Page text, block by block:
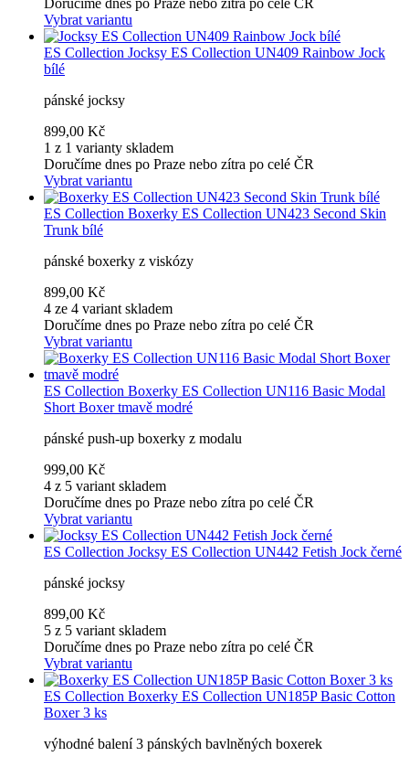
Vybrat variantu
ES Collection Jocksy ES Collection UN409 Rainbow Jock
bílé
pánské jocksy
899,00 Kč
1 z 1 varianty skladem
Doručíme dnes po Praze nebo zítra po celé ČR
Vybrat variantu
ES Collection Boxerky ES Collection UN423 Second Skin
Trunk bílé
pánské boxerky z viskózy
899,00 Kč
4 ze 4 variant skladem
Doručíme dnes po Praze nebo zítra po celé ČR
Vybrat variantu
ES Collection Boxerky ES Collection UN116 Basic Modal
Short Boxer tmavě modré
pánské push-up boxerky z modalu
999,00 Kč
4 z 5 variant skladem
Doručíme dnes po Praze nebo zítra po celé ČR
Vybrat variantu
ES Collection Jocksy ES Collection UN442 Fetish Jock černé
pánské jocksy
899,00 Kč
5 z 5 variant skladem
Doručíme dnes po Praze nebo zítra po celé ČR
Vybrat variantu
ES Collection Boxerky ES Collection UN185P Basic Cotton
Boxer 3 ks
výhodné balení 3 pánských bavlněných boxerek